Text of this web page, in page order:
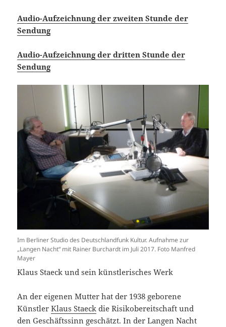
Audio-Aufzeichnung der zweiten Stunde der
Sendung
Audio-Aufzeichnung der dritten Stunde der
Sendung
Im Berliner Studio des Deutschlandfunk Kultur. Aufnahme zur
„Langen Nacht“ mit Rainer Burchardt im Juli 2017. Foto Manfred
Mayer
Klaus Staeck und sein künstlerisches Werk
An der eigenen Mutter hat der 1938 geborene
KünstlerKlaus Staeck die Risikobereitschaft und
den Geschäftssinn geschätzt. In der Langen Nacht